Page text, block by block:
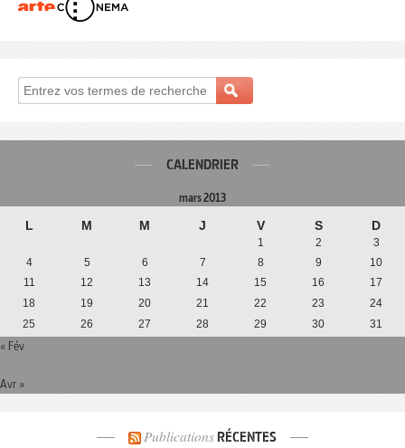
CALENDRIER
mars 2013
L M M J V S D
1 2
3
4
5 6 7 8 9
10
11
12 13 14 15 16
17
18
19 20 21 22 23
24
25
26 27 28 29 30 31
« Fév
Avr »
Publications RÉCENTES